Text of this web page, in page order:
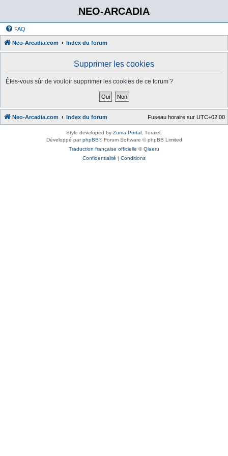
NEO-ARCADIA
FAQ
Neo-Arcadia.com Index du forum
Supprimer les cookies
Êtes-vous sûr de vouloir supprimer les cookies de ce forum ?
Neo-Arcadia.com Index du forum Fuseau horaire sur UTC+02:00
Style developed by Zuma Portal , Turaiel,
Développé parphpBB® Forum Software © phpBB Limited
Traduction française officielle ©Qiaeru
Confidentialité | Conditions